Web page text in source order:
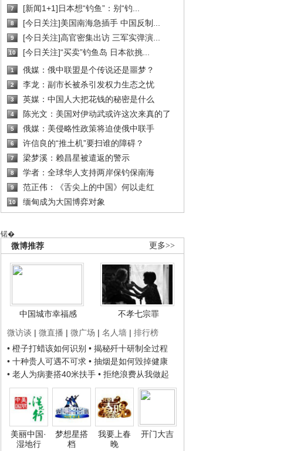
7 [新闻1+1]日本想“钓鱼”：别“钓...
8 [今日关注]美国南海急插手 中国反制...
9 [今日关注]高官密集出访 三军实弹演...
10 [今日关注]“买卖”钓鱼岛 日本欲挑...
1 俄媒：俄中联盟是个传说还是噩梦？
2 李龙：副市长被杀引发权力生态之忧
3 英媒：中国人大把花钱的秘密是什么
4 陈光文：美国对伊动武或许这次来真的了
5 俄媒：美侵略性政策将迫使俄中联手
6 许信良的“推土机”要扫谁的障碍？
7 梁梦溪：赖昌星被遣返的警示
8 学者：全球华人支持两岸保钓保南海
9 范正伟：《舌尖上的中国》何以走红
10 缅甸成为大国博弈对象
锘�
更多>>
微博推荐
中国城市幸福感
不孝七宗罪
微访谈 | 微直播 | 微广场 | 名人墙 | 排行榜
• 橙子打蜡该如何识别 • 揭秘歼十研制全过程
• 十种贵人可遇不可求 • 抽烟是如何毁掉健康
• 老人为病妻搭40米扶手 • 拒绝浪费从我做起
美丽中国·
湿地行
梦想星搭
档
我要上春
晚
开门大吉